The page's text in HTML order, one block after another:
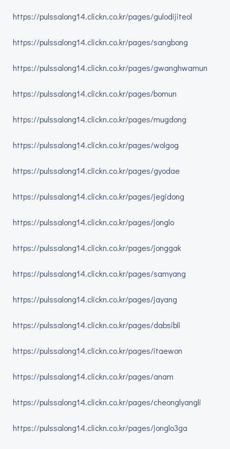
https://pulssalong14.clickn.co.kr/pages/gulodijiteol
https://pulssalong14.clickn.co.kr/pages/sangbong
https://pulssalong14.clickn.co.kr/pages/gwanghwamun
https://pulssalong14.clickn.co.kr/pages/bomun
https://pulssalong14.clickn.co.kr/pages/mugdong
https://pulssalong14.clickn.co.kr/pages/wolgog
https://pulssalong14.clickn.co.kr/pages/gyodae
https://pulssalong14.clickn.co.kr/pages/jegidong
https://pulssalong14.clickn.co.kr/pages/jonglo
https://pulssalong14.clickn.co.kr/pages/jonggak
https://pulssalong14.clickn.co.kr/pages/samyang
https://pulssalong14.clickn.co.kr/pages/jayang
https://pulssalong14.clickn.co.kr/pages/dabsibli
https://pulssalong14.clickn.co.kr/pages/itaewon
https://pulssalong14.clickn.co.kr/pages/anam
https://pulssalong14.clickn.co.kr/pages/cheonglyangli
https://pulssalong14.clickn.co.kr/pages/jonglo3ga